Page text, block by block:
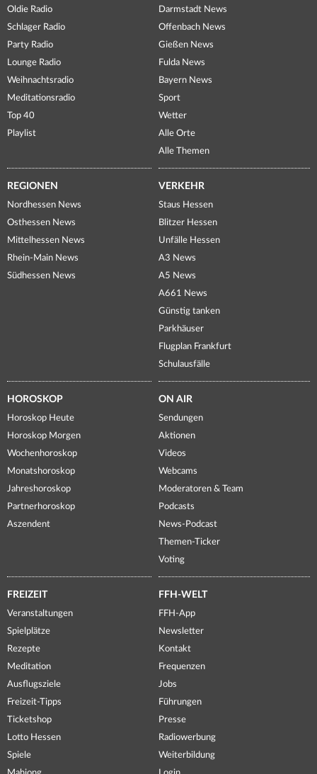
Oldie Radio
Schlager Radio
Party Radio
Lounge Radio
Weihnachtsradio
Meditationsradio
Top 40
Playlist
Darmstadt News
Offenbach News
Gießen News
Fulda News
Bayern News
Sport
Wetter
Alle Orte
Alle Themen
REGIONEN
Nordhessen News
Osthessen News
Mittelhessen News
Rhein-Main News
Südhessen News
VERKEHR
Staus Hessen
Blitzer Hessen
Unfälle Hessen
A3 News
A5 News
A661 News
Günstig tanken
Parkhäuser
Flugplan Frankfurt
Schulausfälle
HOROSKOP
Horoskop Heute
Horoskop Morgen
Wochenhoroskop
Monatshoroskop
Jahreshoroskop
Partnerhoroskop
Aszendent
ON AIR
Sendungen
Aktionen
Videos
Webcams
Moderatoren & Team
Podcasts
News-Podcast
Themen-Ticker
Voting
FREIZEIT
Veranstaltungen
Spielplätze
Rezepte
Meditation
Ausflugsziele
Freizeit-Tipps
Ticketshop
Lotto Hessen
Spiele
FFH-WELT
FFH-App
Newsletter
Kontakt
Frequenzen
Jobs
Führungen
Presse
Radiowerbung
Weiterbildung